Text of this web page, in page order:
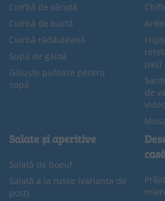
Ciorbă de văcuță
Ciorbă de burtă
Ciorbă rădăuțeană
Supă de găină
Găluște pufoase pentru
supă
pas)
de
Salate și aperitive
Salată de boeuf
Salată a la russe (varianta de
post)